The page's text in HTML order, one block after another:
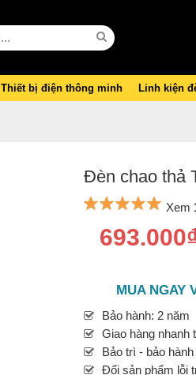
Thiết bị điện thông minh Linh kiện
Đèn chao thả
Xem
MUA NGAY
Bảo hành: 2 năm
Giao hàng nhanh
Bảo trì - bảo
Đổi sản phẩm lỗi